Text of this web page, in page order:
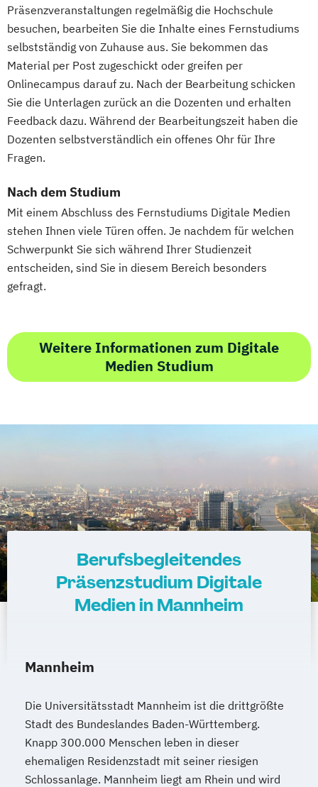
Präsenzveranstaltungen regelmäßig die Hochschule
besuchen, bearbeiten Sie die Inhalte eines Fernstudiums
selbstständig von Zuhause aus. Sie bekommen das
Material per Post zugeschickt oder greifen per
Onlinecampus darauf zu. Nach der Bearbeitung schicken
Sie die Unterlagen zurück an die Dozenten und erhalten
Feedback dazu. Während der Bearbeitungszeit haben die
Dozenten selbstverständlich ein offenes Ohr für Ihre
Fragen.
Nach dem Studium
Mit einem Abschluss des Fernstudiums Digitale Medien
stehen Ihnen viele Türen offen. Je nachdem für welchen
Schwerpunkt Sie sich während Ihrer Studienzeit
entscheiden, sind Sie in diesem Bereich besonders
gefragt.
Weitere Informationen zum Digitale
Medien Studium
Berufsbegleitendes
Präsenzstudium Digitale
Medien in Mannheim
Mannheim
Die Universitätsstadt Mannheim ist die drittgrößte
Stadt des Bundeslandes Baden-Württemberg.
Knapp 300.000 Menschen leben in dieser
ehemaligen Residenzstadt mit seiner riesigen
Schlossanlage. Mannheim liegt am Rhein und wird